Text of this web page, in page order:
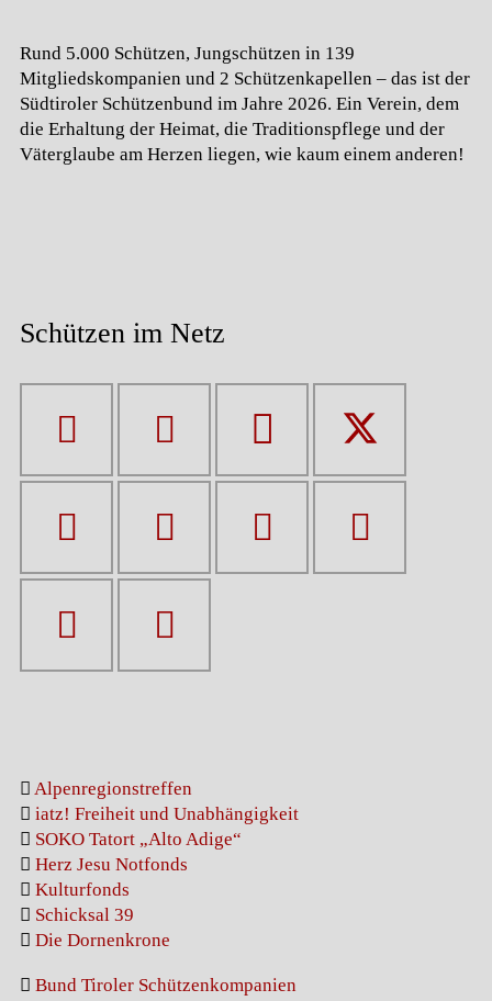
Rund 5.000 Schützen, Jungschützen in 139
Mitgliedskompanien und 2 Schützenkapellen – das ist der
Südtiroler Schützenbund im Jahre 2026. Ein Verein, dem
die Erhaltung der Heimat, die Traditionspflege und der
Väterglaube am Herzen liegen, wie kaum einem anderen!
Schützen im Netz
Alpenregionstreffen
iatz! Freiheit und Unabhängigkeit
SOKO Tatort „Alto Adige“
Herz Jesu Notfonds
Kulturfonds
Schicksal 39
Die Dornenkrone
Bund Tiroler Schützenkompanien